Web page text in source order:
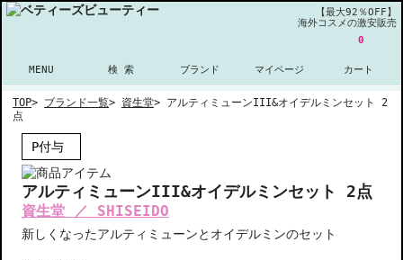
【最大92％OFF】
海外コスメの激安販売
MENU 検 索 ブランド マイページ
0
カート
TOP> ブランド一覧> 資生堂> アルティミューンIII&オイデルミンセット 2
点
P付与
アルティミューンIII&オイデルミンセット 2点
資生堂 ／ SHISEIDO
新しくなったアルティミューンとオイデルミンのセット